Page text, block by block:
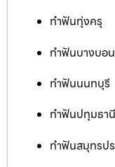
ทำฟันทุ่งครุ
ทำฟันบางบอน
ทำฟันนนทบุรี
ทำฟันปทุมธานี
ทำฟันสมุทรป